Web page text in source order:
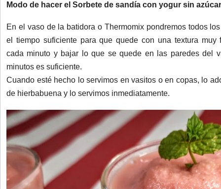
Modo de hacer el Sorbete de sandía con yogur sin azúcar
En el vaso de la batidora o Thermomix pondremos todos
el tiempo suficiente para que quede con una textura muy
cada minuto y bajar lo que se quede en las paredes del
minutos es suficiente.
Cuando esté hecho lo servimos en vasitos o en copas, lo
de hierbabuena y lo servimos inmediatamente.